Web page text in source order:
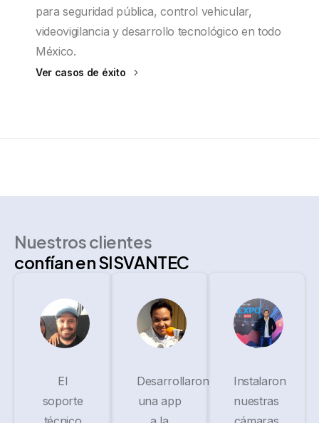
para seguridad pública, control vehicular,
videovigilancia y desarrollo tecnológico en todo
México.
Ver casos de éxito
Nuestros clientes
confían en SISVANTEC
El
soporte
Desarrollaron
una app
Instalaron
nuestras